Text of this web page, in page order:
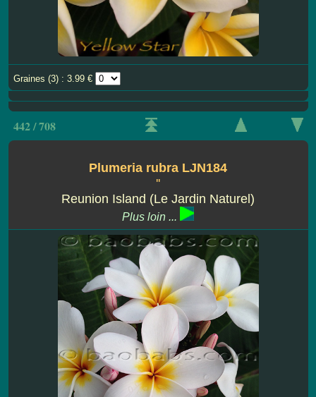
Graines (3) : 3.99 €
442 / 708
Plumeria rubra LJN184
''
Reunion Island (Le Jardin Naturel)
Plus loin ...